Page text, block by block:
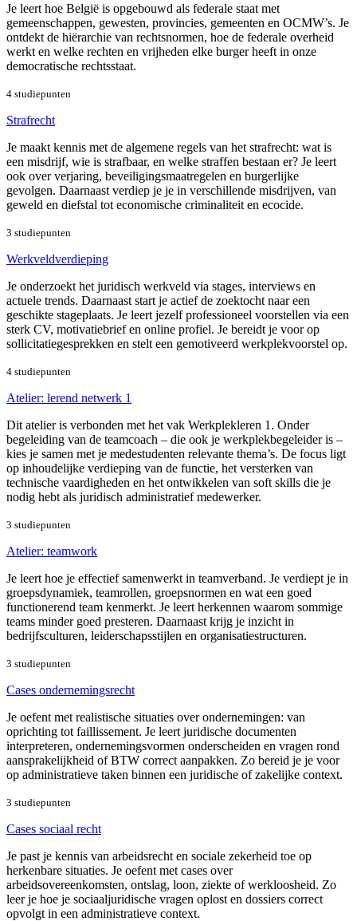
Je leert hoe België is opgebouwd als federale staat met
gemeenschappen, gewesten, provincies, gemeenten en OCMW’s. Je
ontdekt de hiërarchie van rechtsnormen, hoe de federale overheid
werkt en welke rechten en vrijheden elke burger heeft in onze
democratische rechtsstaat.
4 studiepunten
Strafrecht
Je maakt kennis met de algemene regels van het strafrecht: wat is
een misdrijf, wie is strafbaar, en welke straffen bestaan er? Je leert
ook over verjaring, beveiligingsmaatregelen en burgerlijke
gevolgen. Daarnaast verdiep je je in verschillende misdrijven, van
geweld en diefstal tot economische criminaliteit en ecocide.
3 studiepunten
Werkveldverdieping
Je onderzoekt het juridisch werkveld via stages, interviews en
actuele trends. Daarnaast start je actief de zoektocht naar een
geschikte stageplaats. Je leert jezelf professioneel voorstellen via een
sterk CV, motivatiebrief en online profiel. Je bereidt je voor op
sollicitatiegesprekken en stelt een gemotiveerd werkplekvoorstel op.
4 studiepunten
Atelier: lerend netwerk 1
Dit atelier is verbonden met het vak Werkplekleren 1. Onder
begeleiding van de teamcoach – die ook je werkplekbegeleider is –
kies je samen met je medestudenten relevante thema’s. De focus ligt
op inhoudelijke verdieping van de functie, het versterken van
technische vaardigheden en het ontwikkelen van soft skills die je
nodig hebt als juridisch administratief medewerker.
3 studiepunten
Atelier: teamwork
Je leert hoe je effectief samenwerkt in teamverband. Je verdiept je in
groepsdynamiek, teamrollen, groepsnormen en wat een goed
functionerend team kenmerkt. Je leert herkennen waarom sommige
teams minder goed presteren. Daarnaast krijg je inzicht in
bedrijfsculturen, leiderschapsstijlen en organisatiestructuren.
3 studiepunten
Cases ondernemingsrecht
Je oefent met realistische situaties over ondernemingen: van
oprichting tot faillissement. Je leert juridische documenten
interpreteren, ondernemingsvormen onderscheiden en vragen rond
aansprakelijkheid of BTW correct aanpakken. Zo bereid je je voor
op administratieve taken binnen een juridische of zakelijke context.
3 studiepunten
Cases sociaal recht
Je past je kennis van arbeidsrecht en sociale zekerheid toe op
herkenbare situaties. Je oefent met cases over
arbeidsovereenkomsten, ontslag, loon, ziekte of werkloosheid. Zo
leer je hoe je sociaaljuridische vragen oplost en dossiers correct
opvolgt in een administratieve context.